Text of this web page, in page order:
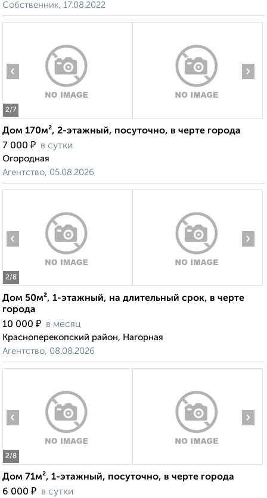
Собственник, 17.08.2022
2/7
‹ ›
Дом 170м², 2-этажный, посуточно, в черте города
7 000 ₽ в сутки
Огородная
Агентство, 05.08.2026
2/8
‹ ›
Дом 50м², 1-этажный, на длительный срок, в черте
города
10 000 ₽ в месяц
Красноперекопский район, Нагорная
Агентство, 08.08.2026
2/8
‹ ›
Дом 71м², 1-этажный, посуточно, в черте города
6 000 ₽ в сутки